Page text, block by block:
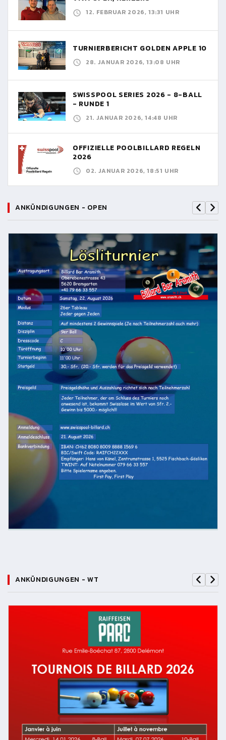
12. FEBRUAR 2026, 13:31 UHR
TURNIERBERICHT GOLDEN APPLE 10
28. JANUAR 2026, 13:08 UHR
SWISSPOOL SERIES 2026 - 8-BALL
- RUNDE 1
21. JANUAR 2026, 14:48 UHR
OFFIZIELLE POOLBILLARD REGELN
2026
02. JANUAR 2026, 18:51 UHR
ANKÜNDIGUNGEN - OPEN
ANKÜNDIGUNGEN - WT